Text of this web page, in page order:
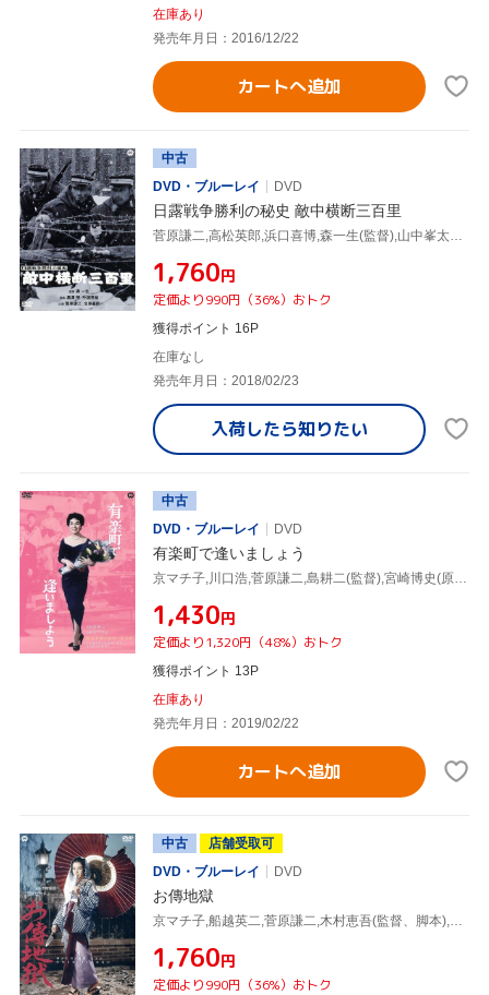
在庫あり
発売年月日：2016/12/22
カートへ追加
中古
DVD・ブルーレイ
DVD
日露戦争勝利の秘史 敵中横断三百里
¥1,760円
定価より990円（36%）おトク
獲得ポイント 16P
在庫なし
発売年月日：2018/02/23
入荷したら知りたい
中古
DVD・ブルーレイ
DVD
有楽町で逢いましょう
京マチ子,川口浩,菅原謙二,島耕二(監督),宮崎博史(原作)
¥1,430円
定価より1,320円（48%）おトク
獲得ポイント 13P
在庫あり
発売年月日：2019/02/22
カートへ追加
中古
店舗受取可
DVD・ブルーレイ
DVD
お傳地獄
¥1,760円
定価より990円（36%）おトク